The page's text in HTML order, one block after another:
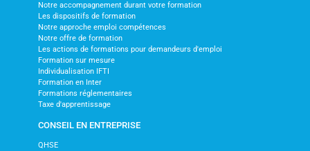
Notre accompagnement durant votre formation
Les dispositifs de formation
Notre approche emploi compétences
Notre offre de formation
Les actions de formations pour demandeurs d'emploi
Formation sur mesure
Individualisation IFTI
Formation en Inter
Formations réglementaires
Taxe d'apprentissage
CONSEIL EN ENTREPRISE
QHSE